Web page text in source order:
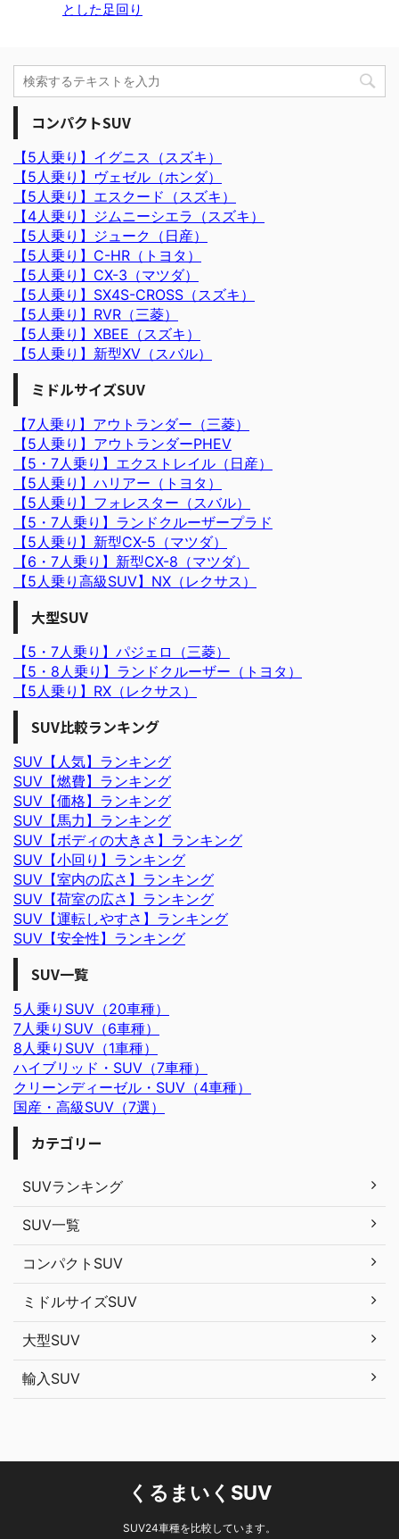
とした足回り
コンパクトSUV
【5人乗り】イグニス（スズキ）
【5人乗り】ヴェゼル（ホンダ）
【5人乗り】エスクード（スズキ）
【4人乗り】ジムニーシエラ（スズキ）
【5人乗り】ジューク（日産）
【5人乗り】C-HR（トヨタ）
【5人乗り】CX-3（マツダ）
【5人乗り】SX4S-CROSS（スズキ）
【5人乗り】RVR（三菱）
【5人乗り】XBEE（スズキ）
【5人乗り】新型XV（スバル）
ミドルサイズSUV
【7人乗り】アウトランダー（三菱）
【5人乗り】アウトランダーPHEV
【5・7人乗り】エクストレイル（日産）
【5人乗り】ハリアー（トヨタ）
【5人乗り】フォレスター（スバル）
【5・7人乗り】ランドクルーザープラド
【5人乗り】新型CX-5（マツダ）
【6・7人乗り】新型CX-8（マツダ）
【5人乗り高級SUV】NX（レクサス）
大型SUV
【5・7人乗り】パジェロ（三菱）
【5・8人乗り】ランドクルーザー（トヨタ）
【5人乗り】RX（レクサス）
SUV比較ランキング
SUV【人気】ランキング
SUV【燃費】ランキング
SUV【価格】ランキング
SUV【馬力】ランキング
SUV【ボディの大きさ】ランキング
SUV【小回り】ランキング
SUV【室内の広さ】ランキング
SUV【荷室の広さ】ランキング
SUV【運転しやすさ】ランキング
SUV【安全性】ランキング
SUV一覧
5人乗りSUV（20車種）
7人乗りSUV（6車種）
8人乗りSUV（1車種）
ハイブリッド・SUV（7車種）
クリーンディーゼル・SUV（4車種）
国産・高級SUV（7選）
カテゴリー
SUVランキング
SUV一覧
コンパクトSUV
ミドルサイズSUV
大型SUV
輸入SUV
くるまいくSUV
SUV24車種を比較しています。